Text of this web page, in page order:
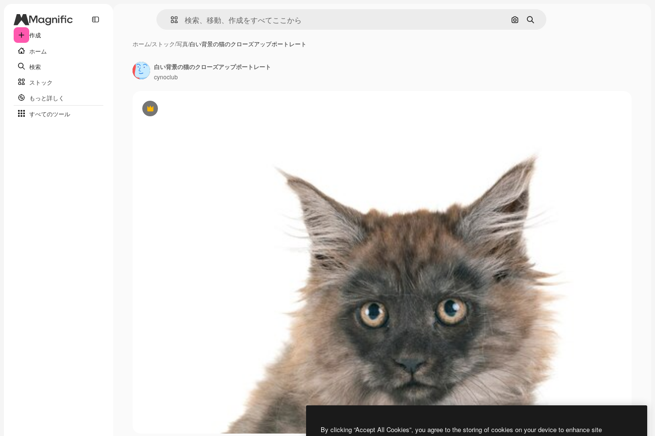
作成
ホーム
検索
ストック
もっと詳しく
すべてのツール
画像で検索
検索
ホーム/ストック/写真/白い背景の猫のクローズアップポートレート
Premium
白い背景の猫のクローズアップポートレート
cynoclub
By clicking “Accept All Cookies”, you agree to the storing of cookies on your device to enhance site